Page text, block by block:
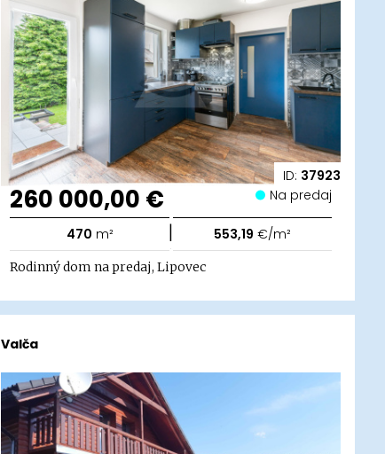
ID: 37923
260 000,00 € Na predaj
470 m² | 553,19 €/m²
Rodinný dom na predaj, Lipovec
Valča